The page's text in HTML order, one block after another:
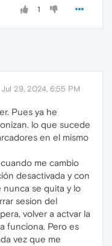
1
Jul 29, 2024, 6:55 PM
Pues ya he
lo que sucede
en el mismo
me cambio
desactivada y con
nunca se quita y lo
sesion del
volver a actvar la
funciona. Pero es
vez que me